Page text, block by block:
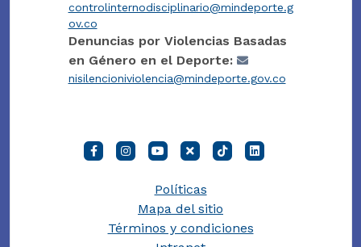
controlinternodisciplinario@mindeporte.g
ov.co
Denuncias por Violencias Basadas
en Género en el Deporte:
nisilencioniviolencia@mindeporte.gov.co
Políticas
Mapa del sitio
Términos y condiciones